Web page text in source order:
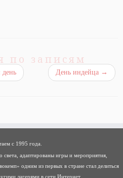
по записям
день День индейца →
с 1995 года.
адаптированы игры и мероприятия,
одним из первых в стране стал делиться
лагерями в сети Интернет.